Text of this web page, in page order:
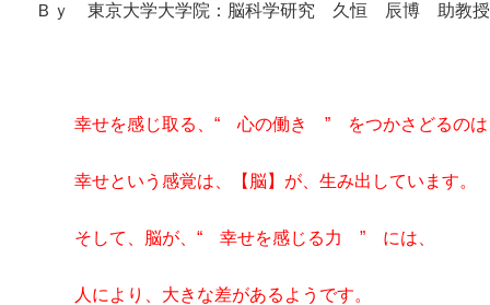
Ｂｙ 東京大学大学院：脳科学研究 久恒 辰博 助教授
幸せを感じ取る、“ 心の働き ” をつかさどるのは
幸せという感覚は、【脳】が、生み出しています。
そして、脳が、“ 幸せを感じる力 ” には、
人により、大きな差があるようです。